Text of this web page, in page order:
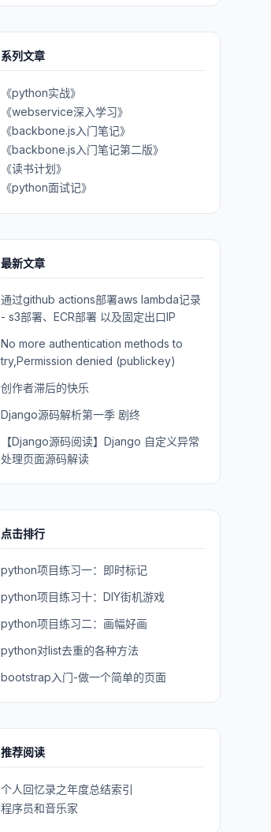
系列文章
《python实战》
《webservice深入学习》
《backbone.js入门笔记》
《backbone.js入门笔记第二版》
《读书计划》
《python面试记》
最新文章
通过github actions部署aws lambda记录
- s3部署、ECR部署 以及固定出口IP
No more authentication methods to
try,Permission denied (publickey)
创作者滞后的快乐
Django源码解析第一季 剧终
【Django源码阅读】Django 自定义异常
处理页面源码解读
点击排行
python项目练习一：即时标记
python项目练习十：DIY街机游戏
python项目练习二：画幅好画
python对list去重的各种方法
bootstrap入门-做一个简单的页面
推荐阅读
个人回忆录之年度总结索引
程序员和音乐家